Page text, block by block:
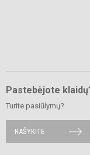
Pastebėjote
Turite pasiūlymų?
RAŠYKITE